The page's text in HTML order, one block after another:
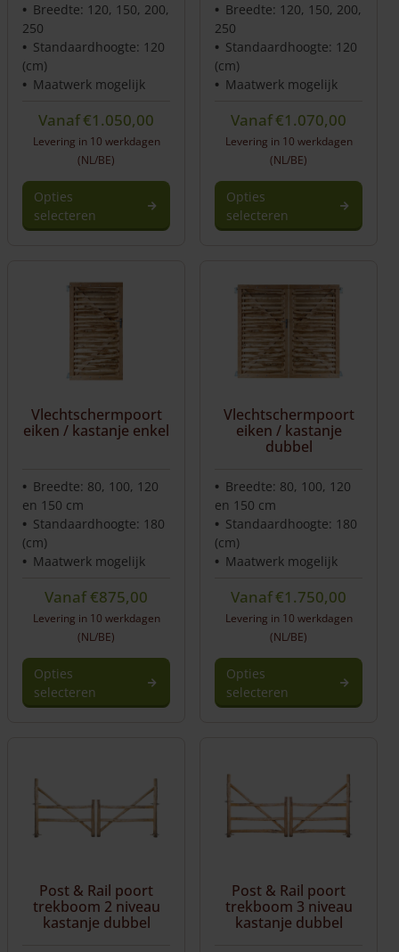
Breedte: 120, 150, 200,
250
Standaardhoogte: 120
(cm)
Maatwerk mogelijk
Vanaf€1.050,00
Levering in 10 werkdagen
(NL/BE)
Opties
selecteren
Breedte: 120, 150, 200,
250
Standaardhoogte: 120
(cm)
Maatwerk mogelijk
Vanaf€1.070,00
Levering in 10 werkdagen
(NL/BE)
Opties
selecteren
Vlechtschermpoort
eiken / kastanje enkel
Breedte: 80, 100, 120
en 150 cm
Standaardhoogte: 180
(cm)
Maatwerk mogelijk
Vanaf€875,00
Levering in 10 werkdagen
(NL/BE)
Opties
selecteren
Vlechtschermpoort
eiken / kastanje
dubbel
Breedte: 80, 100, 120
en 150 cm
Standaardhoogte: 180
(cm)
Maatwerk mogelijk
Vanaf€1.750,00
Levering in 10 werkdagen
(NL/BE)
Opties
selecteren
Post & Rail poort
trekboom 2 niveau
kastanje dubbel
Post & Rail poort
trekboom 3 niveau
kastanje dubbel